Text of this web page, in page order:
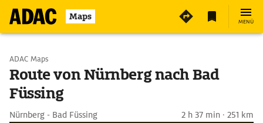
Maps MENÜ
Start wählen
Ziel eingeben
ADAC Maps
Route von Nürnberg nach Bad
Füssing
Nürnberg - Bad Füssing 2 h 37 min · 251 km